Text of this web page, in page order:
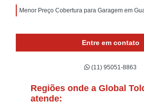
Menor Preço Cobertura para Garagem em
Entre em contato
(11) 95051-8863
Regiões onde a Global
atende: